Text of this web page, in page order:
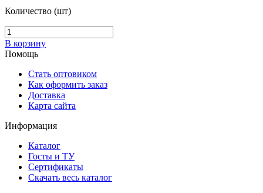
Количество (шт)
В корзину
Помощь
Стать оптовиком
Как оформить заказ
Доставка
Карта сайта
Информация
Каталог
Госты и ТУ
Сертификаты
Скачать весь каталог